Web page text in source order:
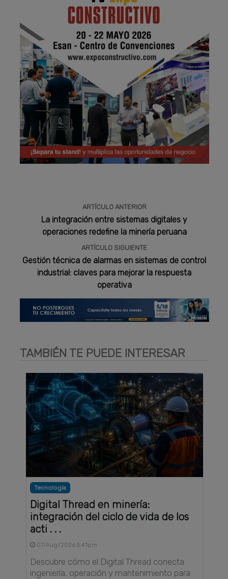
ARTÍCULO ANTERIOR
La integración entre sistemas digitales y
operaciones redefine la minería peruana
ARTÍCULO SIGUIENTE
Gestión técnica de alarmas en sistemas de control
industrial: claves para mejorar la respuesta
operativa
TAMBIÉN TE PUEDE INTERESAR
Tecnología
Digital Thread en minería:
integración del ciclo de vida de los
acti . . .
07/Aug/2026 5:41pm
Descubre cómo el Digital Thread conecta
ingeniería, operación y mantenimiento para